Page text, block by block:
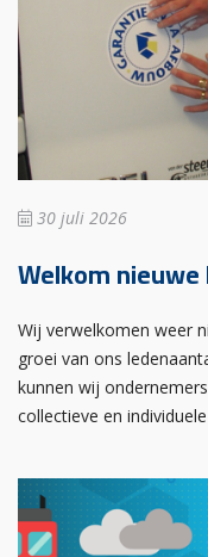
30 juli 2026
Welkom nieuwe
Wij verwelkomen weer
groei van ons
kunnen wij
collectieve en